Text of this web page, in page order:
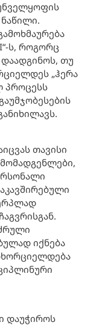
ს, როგორც
თუ
„ჰერა
პროცესს
თავისი
იქნება
დაუჭიროს